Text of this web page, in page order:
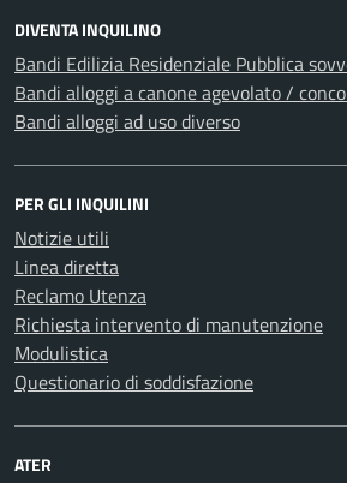
DIVENTA INQUILINO
Bandi Edilizia Residenziale Pubblica
Bandi alloggi a canone agevolato /
Bandi alloggi ad uso diverso
PER GLI INQUILINI
Notizie utili
Linea diretta
Reclamo Utenza
Richiesta intervento di manutenzione
Modulistica
Questionario di soddisfazione
ATER